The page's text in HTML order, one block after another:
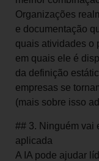
Organizações
e documentação
quais atividades o
em quais ele é
da definição
empresas se
(mais sobre isso
## 3. Ninguém vai
aplicada
A IA pode ajudar